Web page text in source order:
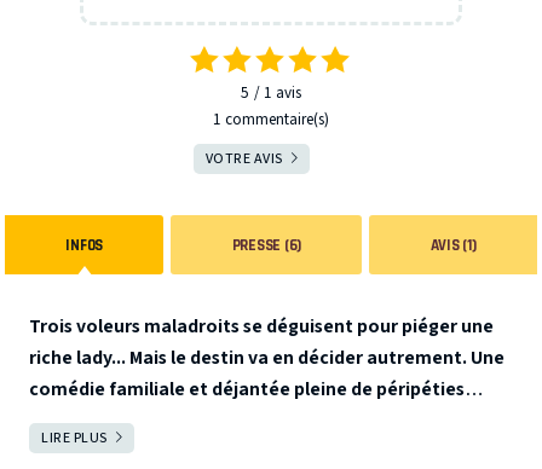
5 1 avis
1 commentaire(s)
VOTRE AVIS
INFOS PRESSE (6) AVIS (1)
Trois voleurs maladroits se déguisent pour piéger une
riche lady... Mais le destin va en décider autrement. Une
comédie familiale et déjantée pleine de péripéties
rocambolesques, de danses effrénées et de
transformations de personnages !
LIRE PLUS